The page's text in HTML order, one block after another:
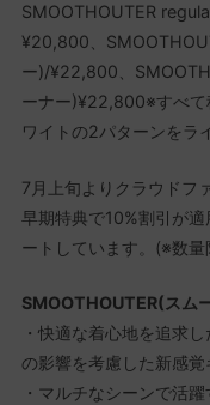
SMOOTHOUTER
¥20,800、
ー)/¥22,800、
ーナー)¥22,800※すべて
ワイトの2パターンをラ
7月上旬よりクラウドフ
早期特典で10%割引が
ートしています。(※数量
SMOOTHOUTER(スム
・快適な着心地を追求
の影響を考慮した新感覚
・マルチなシーンで活